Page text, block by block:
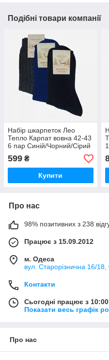
Подібні товари компанії
Набір шкарпеток Лео
Тепло Карпат вовна 42-43
6 пар Синій/Чорний/Сірий
599 ₴
Купити
Про нас
98% позитивних з 238
Працює з 15.09.2012
м. Одеса
вул. Старорізнична 16/
Контакти
Сьогодні працює з
Показати весь графік
Про нас